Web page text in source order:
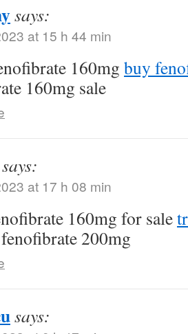
says:
at 15 h 44 min
160mg buy
160mg sale
says:
at 17 h 08 min
160mg for sale
200mg
says: